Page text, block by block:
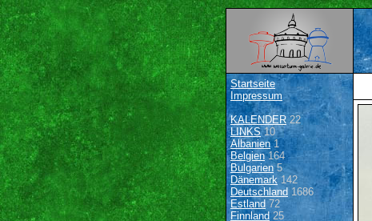
Startseite
Impressum
KALENDER22
LINKS10
Albanien1
Belgien164
Bulgarien 5
Dänemark142
Deutschland 1686
Estland 72
Finnland 25